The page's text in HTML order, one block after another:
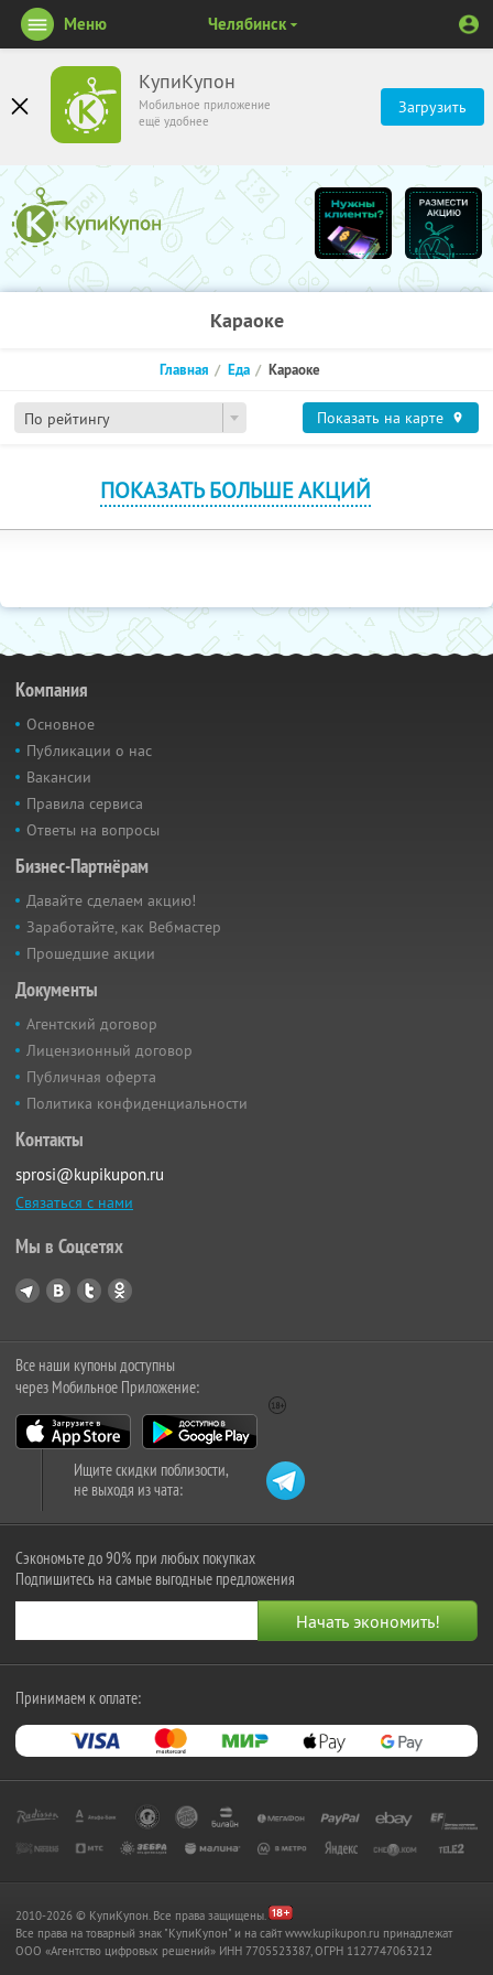
КупиКупон
Мобильное приложение
ещё удобнее
Загрузить
Меню Челябинск
Караоке
По рейтингу
Главная Еда Караоке
Показать на карте
ПОКАЗАТЬ БОЛЬШЕ АКЦИЙ
Компания
Основное
Публикации о нас
Вакансии
Правила сервиса
Ответы на вопросы
Бизнес-Партнёрам
Давайте сделаем акцию!
Заработайте, как Вебмастер
Прошедшие акции
Документы
Агентский договор
Лицензионный договор
Публичная оферта
Политика конфиденциальности
Контакты
sprosi@kupikupon.ru
Связаться с нами
Мы в Соцсетях
Все наши купоны доступны
через Мобильное Приложение:
Ищите скидки поблизости,
не выходя из чата:
Сэкономьте до 90% при любых покупках
Подпишитесь на самые выгодные предложения
Принимаем к оплате:
2010-2026 © КупиКупон. Все права защищены.
Все права на товарный знак "КупиКупон" и на сайт www.kupikupon.ru принадлежат
OOO «Агентство цифровых решений» ИНН 7705523387, ОГРН 1127747063212